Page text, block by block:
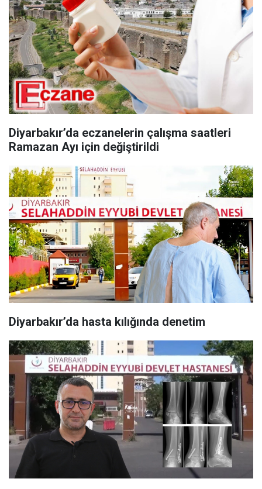
Diyarbakır’da eczanelerin çalışma saatleri
Ramazan Ayı için değiştirildi
Diyarbakır’da hasta kılığında denetim